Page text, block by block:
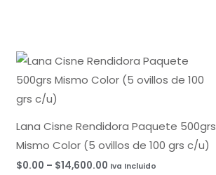
Lana Cisne Rendidora Paquete 500grs
Mismo Color (5 ovillos de 100 grs c/u)
$0.00 – $14,600.00
Rango
de
precios:
$14,600.00
Iva Incluido